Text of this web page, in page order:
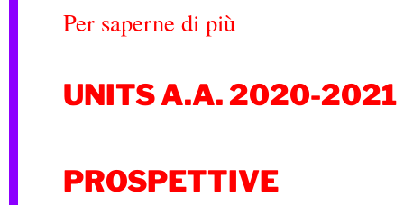
Per saperne di più
UNITS A.A. 2020-2021
PROSPETTIVE